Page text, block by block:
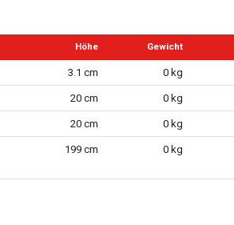
Höhe Gewicht
3.1 cm 0 kg
20 cm 0 kg
20 cm 0 kg
199 cm 0 kg